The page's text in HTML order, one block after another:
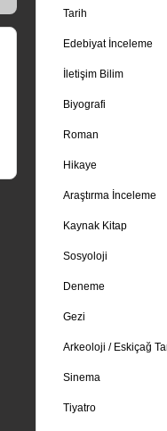
Tarih
Edebiyat İnceleme
İletişim Bilim
Biyografi
Roman
Hikaye
Araştırma İnceleme
Kaynak Kitap
Sosyoloji
Deneme
Gezi
Arkeoloji / Eskiçağ
Sinema
Tiyatro